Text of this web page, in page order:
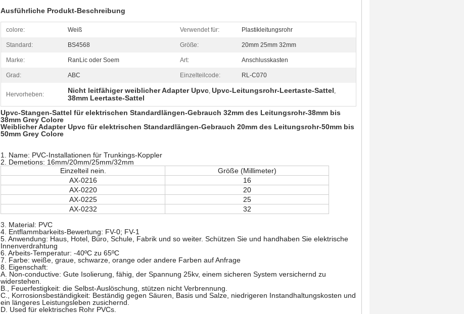
Ausführliche Produkt-Beschreibung
colore: Weiß Verwendet für: Plastikleitungsrohr
Standard: BS4568 Größe: 20mm 25mm 32mm
Marke: RanLic oder Soem Art: Anschlusskasten
Grad: ABC Einzelteilcode: RL-C070
Hervorheben: Nicht leitfähiger weiblicher Adapter Upvc, Upvc-Leitungsrohr-Leertaste-Sattel,
38mm Leertaste-Sattel
Upvc-Stangen-Sattel für elektrischen Standardlängen-Gebrauch 32mm des Leitungsrohr-38mm bis
38mm Grey Colore
Weiblicher Adapter Upvc für elektrischen Standardlängen-Gebrauch 20mm des Leitungsrohr-50mm bis
50mm Grey Colore
1. Name: PVC-Installationen für Trunkings-Koppler
2. Demetions: 16mm/20mm/25mm/32mm
Einzelteil nein.
Größe (Millimeter)
AX-0216
16
AX-0220
20
AX-0225
25
AX-0232
32
3. Material: PVC
4. Entflammbarkeits-Bewertung: FV-0; FV-1
5. Anwendung: Haus, Hotel, Büro, Schule, Fabrik und so weiter. Schützen Sie und handhaben Sie elektrische
Innenverdrahtung
6. Arbeits-Temperatur: -40ºC zu 65ºC
7. Farbe: weiße, graue, schwarze, orange oder andere Farben auf Anfrage
8. Eigenschaft:
A. Non-conductive: Gute Isolierung, fähig, der Spannung 25kv, einem sicheren System versichernd zu
widerstehen.
B., Feuerfestigkeit: die Selbst-Auslöschung, stützen nicht Verbrennung.
C., Korrosionsbeständigkeit: Beständig gegen Säuren, Basis und Salze, niedrigeren Instandhaltungskosten und
ein längeres Leistungsleben zusichernd.
D. Used für elektrisches Rohr PVCs.